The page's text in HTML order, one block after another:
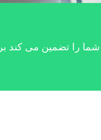
را تضمین می کند